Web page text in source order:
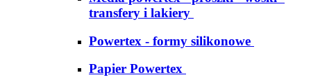
transfery i lakiery
Powertex - formy silikonowe
Papier Powertex